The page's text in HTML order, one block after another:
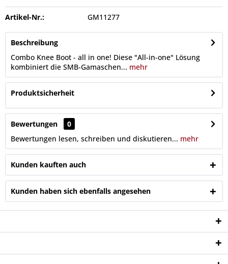
Artikel-Nr.: GM11277
Beschreibung
Combo Knee Boot - all in one! Diese "All-in-one" Lösung
kombiniert die SMB-Gamaschen... mehr
Produktsicherheit
Bewertungen
0
Bewertungen lesen, schreiben und diskutieren... mehr
Kunden kauften auch
Kunden haben sich ebenfalls angesehen